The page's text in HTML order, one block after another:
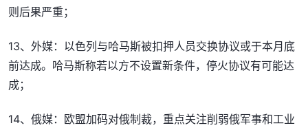
则后果严重；
13、外媒：以色列与哈马斯被扣押人员交换协议或于本月底
前达成。哈马斯称若以方不设置新条件，停火协议有可能达
成；
14、俄媒：欧盟加码对俄制裁，重点关注削弱俄军事和工业